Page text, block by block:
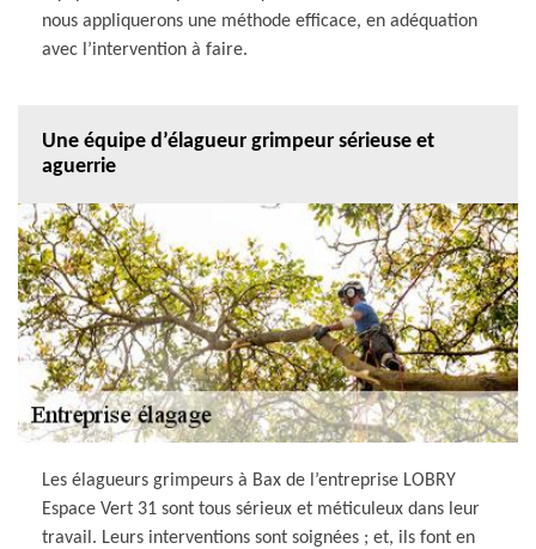
nous appliquerons une méthode efficace, en adéquation
avec l’intervention à faire.
Une équipe d’élagueur grimpeur sérieuse et
aguerrie
Les élagueurs grimpeurs à Bax de l’entreprise LOBRY
Espace Vert 31 sont tous sérieux et méticuleux dans leur
travail. Leurs interventions sont soignées ; et, ils font en